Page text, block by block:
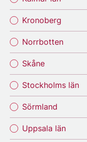
Kronoberg
Norrbotten
Skåne
Stockholms län
Sörmland
Uppsala län